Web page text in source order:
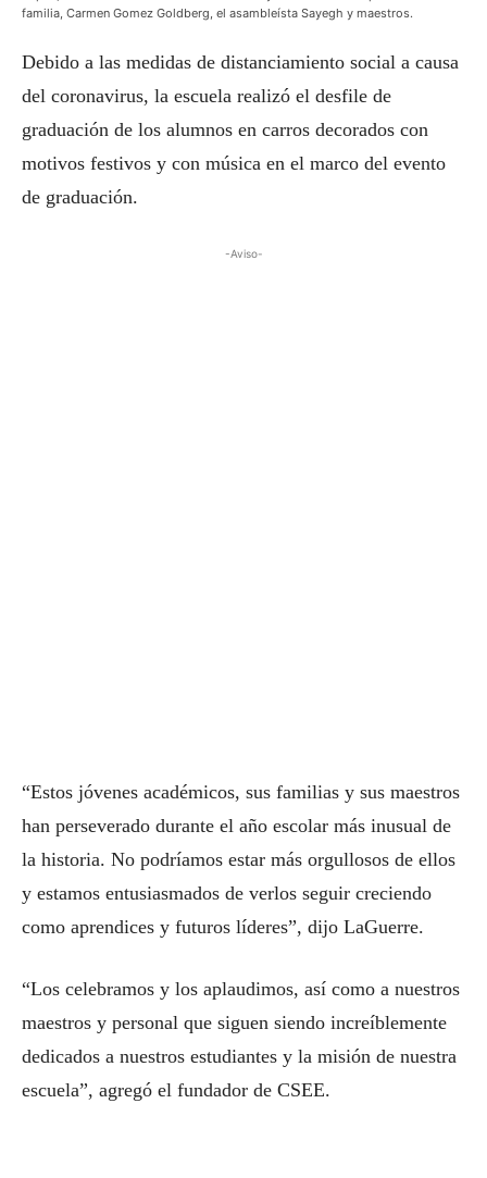
familia, Carmen Gomez Goldberg, el asambleísta Sayegh y maestros.
Debido a las medidas de distanciamiento social a causa
del coronavirus, la escuela realizó el desfile de
graduación de los alumnos en carros decorados con
motivos festivos y con música en el marco del evento
de graduación.
-Aviso-
“Estos jóvenes académicos, sus familias y sus maestros
han perseverado durante el año escolar más inusual de
la historia. No podríamos estar más orgullosos de ellos
y estamos entusiasmados de verlos seguir creciendo
como aprendices y futuros líderes”, dijo LaGuerre.
“Los celebramos y los aplaudimos, así como a nuestros
maestros y personal que siguen siendo increíblemente
dedicados a nuestros estudiantes y la misión de nuestra
escuela”, agregó el fundador de CSEE.